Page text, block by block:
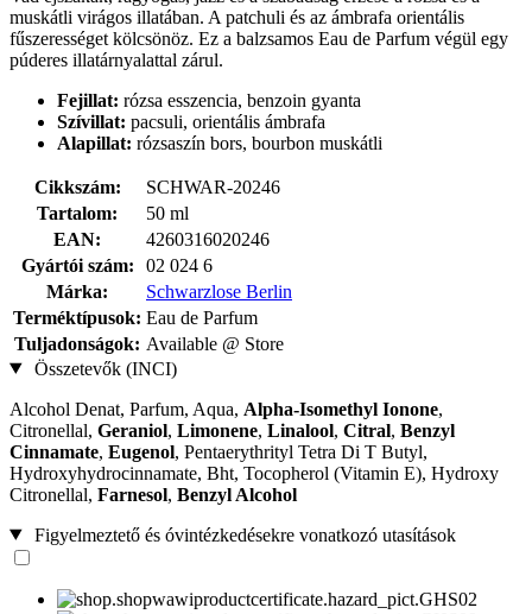
muskátli virágos illatában. A patchuli és az ámbrafa orientális
fűszerességet kölcsönöz. Ez a balzsamos Eau de Parfum végül egy
púderes illatárnyalattal zárul.
Fejillat: rózsa esszencia, benzoin gyanta
Szívillat: pacsuli, orientális ámbrafa
Alapillat: rózsaszín bors, bourbon muskátli
Cikkszám:
SCHWAR-20246
Tartalom:
50 ml
EAN:
4260316020246
Gyártói szám:
02 024 6
Márka:
Schwarzlose Berlin
Terméktípusok: Eau de Parfum
Tuljadonságok: Available @ Store
Összetevők (INCI)
Alcohol Denat, Parfum, Aqua, Alpha-Isomethyl Ionone,
Citronellal, Geraniol, Limonene, Linalool, Citral, Benzyl
Cinnamate, Eugenol, Pentaerythrityl Tetra Di T Butyl,
Hydroxyhydrocinnamate, Bht, Tocopherol (Vitamin E), Hydroxy
Citronellal, Farnesol, Benzyl Alcohol
Figyelmeztető és óvintézkedésekre vonatkozó utasítások